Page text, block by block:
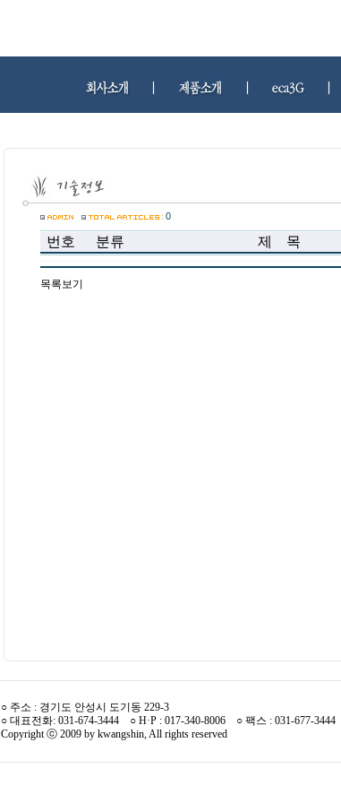
0
번호 분류 제 목
목록보기
○ 주소 : 경기도 안성시 도기동 229-3
○ 대표전화: 031-674-3444 ○ H·P : 017-340-8006 ○ 팩스 : 031-677-3444
Copyright ⓒ 2009 by kwangshin, All rights reserved